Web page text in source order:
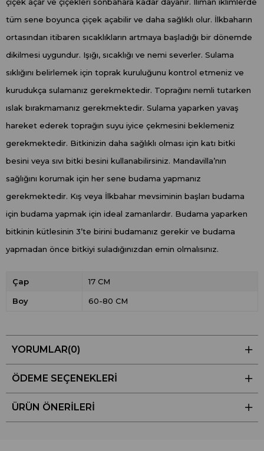
çiçek açar ve çiçekleri sonbahara kadar dayanır. Ilıman iklimlerde
tüm sene boyunca çiçek açabilir ve daha sağlıklı olur. İlkbaharın
ortasından itibaren sıcaklıkların artmaya başladığı bir dönemde
dikilmesi uygundur. Işığı, sıcaklığı ve nemi severler. Sulama
sıklığını belirlemek için toprak kuruluğunu kontrol etmeniz ve
kurudukça sulamanız gerekmektedir. Toprağını nemli tutarken
ıslak bırakmamanız gerekmektedir. Sulama yaparken yavaş
hareket ederek toprağın suyu iyice çekmesini beklemeniz
gerekmektedir. Bitkinizin daha sağlıklı olması için katı bitki
besini veya sıvı bitki besini kullanabilirsiniz. Mandavilla’nın
sağlığını korumak için her sene budama yapmanız
gerekmektedir. Kış veya İlkbahar mevsiminin başları budama
için budama yapmak için ideal zamanlardır. Budama yaparken
bitkinin kütlesinin 3’te birini budamanız gerekir ve budama
yapmadan önce bitkiyi suladığınızdan emin olmalısınız.
Çap 17 CM
Boy 60-80 CM
YORUMLAR(0)
ÖDEME SEÇENEKLERI
ÜRÜN ÖNERILERI